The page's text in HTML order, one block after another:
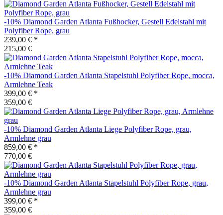
-10% Diamond Garden Atlanta Fußhocker, Gestell Edelstahl mit
Polyfiber Rope, grau
239,00 € *
215,00 €
-10% Diamond Garden Atlanta Stapelstuhl Polyfiber Rope, mocca,
Armlehne Teak
399,00 € *
359,00 €
-10% Diamond Garden Atlanta Liege Polyfiber Rope, grau,
Armlehne grau
859,00 € *
770,00 €
-10% Diamond Garden Atlanta Stapelstuhl Polyfiber Rope, grau,
Armlehne grau
399,00 € *
359,00 €